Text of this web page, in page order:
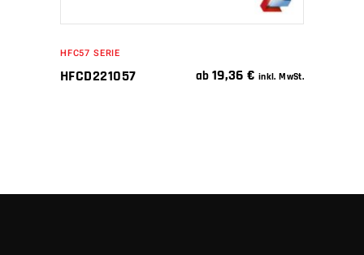
HFC57 SERIE
HFCD221057 ab 19,36€ inkl. MwSt.